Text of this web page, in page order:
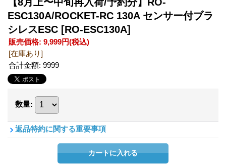
ESC130A/ROCKET-RC 130A センサー付ブラ
シレスESC [RO-ESC130A]
販売価格: 9,999円(税込)
[在庫あり]
合計金額: 9999
数量:
返品特約に関する重要事項